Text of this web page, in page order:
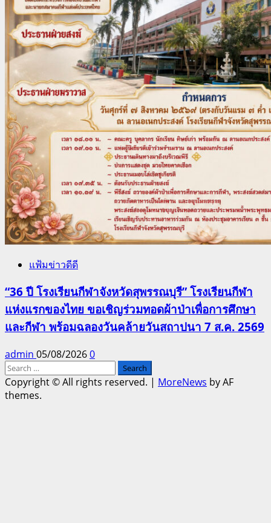
แฟ้มข่าวดีดี
“36 ปี โรงเรียนกีฬาจังหวัดสุพรรณบุรี” โรงเรียนกีฬา
แห่งแรกของไทย ขอเชิญร่วมทอดผ้าป่าเพื่อการศึกษา
และกีฬา พร้อมฉลองวันคล้ายวันสถาปนา 7 ส.ค. 2569
admin 05/08/20260
Search
for:
Copyright © All rights reserved. | MoreNews by AF
themes.